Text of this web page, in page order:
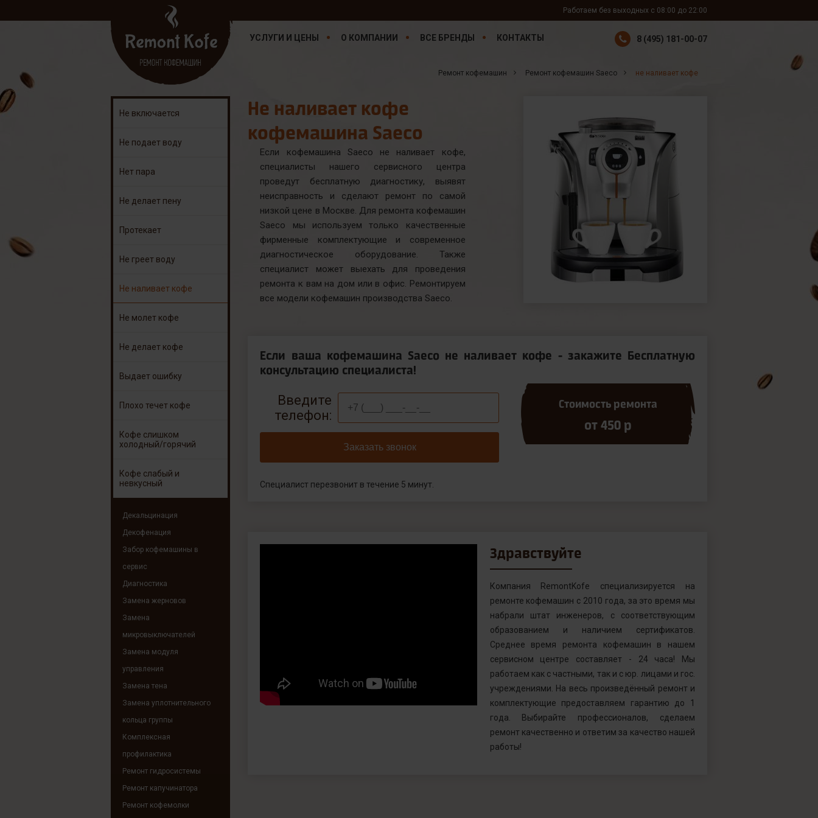
Работаем без выходных с 08:00 до 22:00
УСЛУГИ И ЦЕНЫ О КОМПАНИИ ВСЕ БРЕНДЫ КОНТАКТЫ 8 (495) 181-00-07
Ремонт кофемашин Ремонт кофемашин Saeco не наливает кофе
Не включается
Не подает воду
Нет пара
Не делает пену
Протекает
Не греет воду
Не наливает кофе
Не молет кофе
Не делает кофе
Выдает ошибку
Плохо течет кофе
Кофе слишком
холодный/горячий
Кофе слабый и
невкусный
Декальцинация
Декофенация
Забор кофемашины в
сервис
Диагностика
Замена жерновов
Замена
микровыключателей
Замена модуля
управления
Замена тена
Замена уплотнительного
кольца группы
Комплексная
профилактика
Ремонт гидросистемы
Ремонт капучинатора
Ремонт кофемолки
Не наливает кофе
кофемашина Saeco
Если кофемашина Saeco не наливает кофе,
специалисты нашего сервисного центра
проведут бесплатную диагностику, выявят
неисправность и сделают ремонт по самой
низкой цене в Москве. Для ремонта кофемашин
Saeco мы используем только качественные
фирменные комплектующие и современное
диагностическое оборудование. Также
специалист может выехать для проведения
ремонта к вам на дом или в офис. Ремонтируем
все модели кофемашин производства Saeco.
Если ваша кофемашина Saeco не наливает кофе - закажите Бесплатную
консультацию специалиста!
Стоимость ремонта
от 450 р
Введите
телефон:
Заказать звонок
Специалист перезвонит в течение 5 минут.
Здравствуйте
Компания RemontKofe специализируется на
ремонте кофемашин с 2010 года, за это время мы
набрали штат инженеров, с соответствующим
образованием и наличием сертификатов.
Среднее время ремонта кофемашин в нашем
сервисном центре составляет - 24 часа! Мы
работаем как с частными, так и с юр. лицами и гос.
учреждениями. На весь произведённый ремонт и
комплектующие предоставляем гарантию до 1
года. Выбирайте профессионалов, сделаем
ремонт качественно и ответим за качество нашей
работы!